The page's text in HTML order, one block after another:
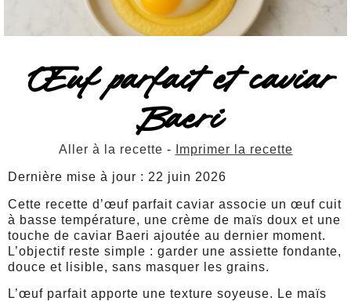
Œuf parfait et caviar
Baeri
Aller à la recette - Imprimer la recette
Dernière mise à jour : 22 juin 2026
Cette recette d’œuf parfait caviar associe un œuf cuit
à basse température, une crème de maïs doux et une
touche de caviar Baeri ajoutée au dernier moment.
L’objectif reste simple : garder une assiette fondante,
douce et lisible, sans masquer les grains.
L’œuf parfait apporte une texture soyeuse. Le maïs